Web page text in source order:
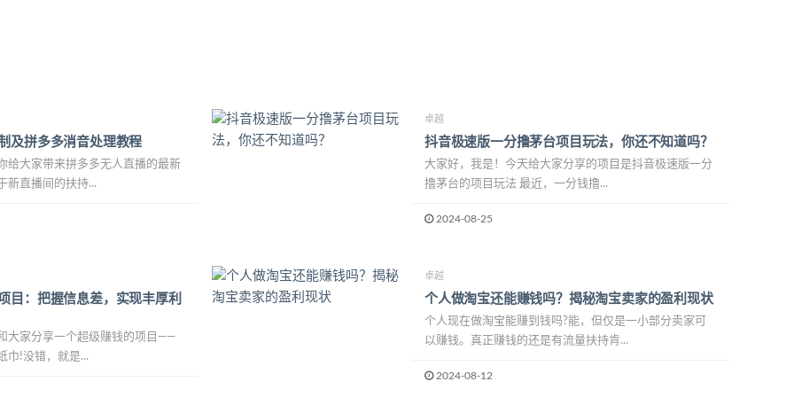
及拼多多消音处理教程
给大家带来拼多多无人直播的最新
新直播间的扶持...
卓越
抖音极速版一分撸茅台项目玩法，你还不知道吗？
大家好，我是！今天给大家分享的项目是抖音极速版一分
撸茅台的项目玩法 最近，一分钱撸...
2024-08-25
目：把握信息差，实现丰厚利
大家分享一个超级赚钱的项目——
巾!没错，就是...
卓越
个人做淘宝还能赚钱吗？揭秘淘宝卖家的盈利现状
个人现在做淘宝能赚到钱吗?能，但仅是一小部分卖家可
以赚钱。真正赚钱的还是有流量扶持肯...
2024-08-12